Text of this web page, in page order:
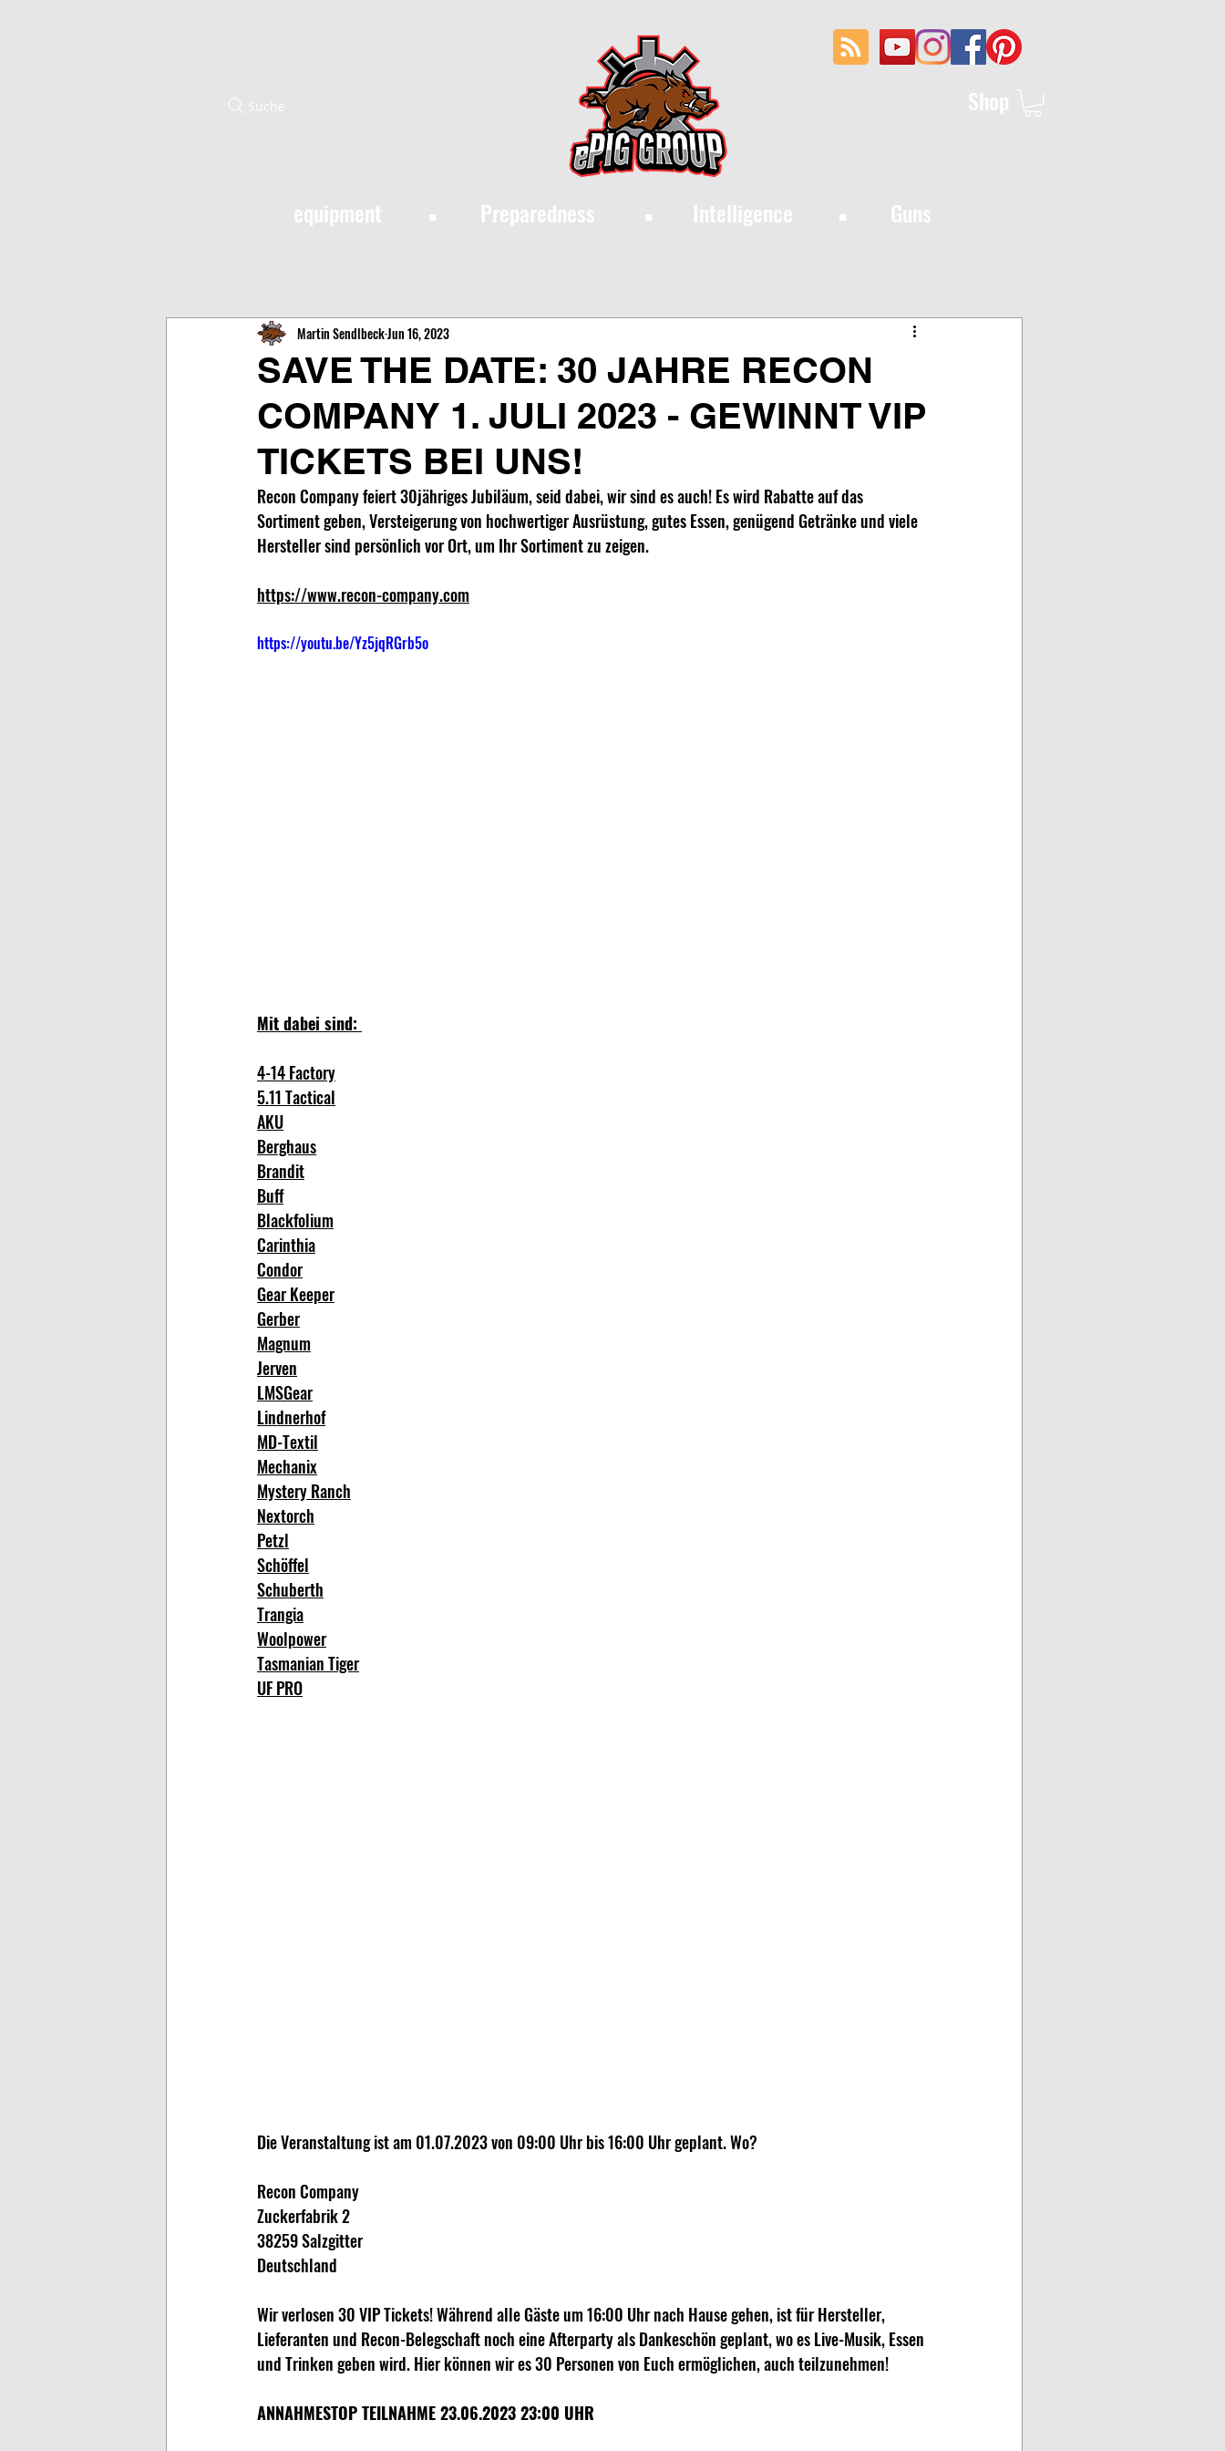
Shop
·
equipment Preparedness Intelligence Guns
·
·
Suche
SAVE THE DATE: 30 JAHRE RECON
COMPANY 1. JULI 2023 - GEWINNT VIP
TICKETS BEI UNS!
Martin SendlbeckJun 16, 2023
Recon Company feiert 30jähriges Jubiläum, seid dabei, wir sind es auch! Es wird Rabatte auf das
Sortiment geben, Versteigerung von hochwertiger Ausrüstung, gutes Essen, genügend Getränke und viele
Hersteller sind persönlich vor Ort, um Ihr Sortiment zu zeigen.
https://www.recon-company.com
https://youtu.be/Yz5jqRGrb5o
Mit dabei sind:
4-14 Factory
5.11 Tactical
AKU
Berghaus
Brandit
Buff
Blackfolium
Carinthia
Condor
Gear Keeper
Gerber
Magnum
Jerven
LMSGear
Lindnerhof
MD-Textil
Mechanix
Mystery Ranch
Nextorch
Petzl
Schöffel
Schuberth
Trangia
Woolpower
Tasmanian Tiger
UF PRO
Die Veranstaltung ist am 01.07.2023 von 09:00 Uhr bis 16:00 Uhr geplant. Wo?
Recon Company
Zuckerfabrik 2
38259 Salzgitter
Deutschland
Wir verlosen 30 VIP Tickets! Während alle Gäste um 16:00 Uhr nach Hause gehen, ist für Hersteller,
Lieferanten und Recon-Belegschaft noch eine Afterparty als Dankeschön geplant, wo es Live-Musik, Essen
und Trinken geben wird. Hier können wir es 30 Personen von Euch ermöglichen, auch teilzunehmen!
ANNAHMESTOP TEILNAHME 23.06.2023 23:00 UHR